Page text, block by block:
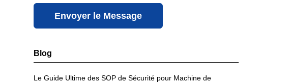
Envoyer le Message
Blog
Le Guide Ultime des SOP de Sécurité pour Machine de